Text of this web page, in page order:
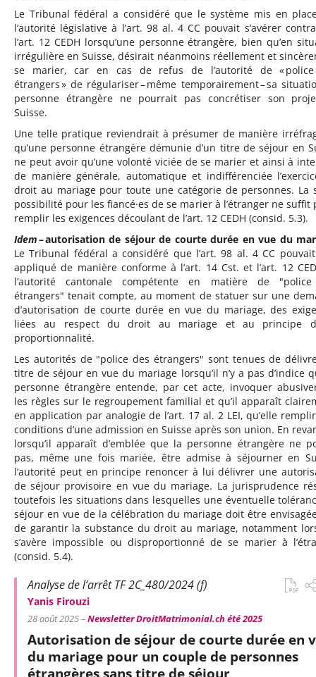
Le Tribunal fédéral a considéré que le système mis en
l’autorité législative à l’art. 98 al. 4 CC pouvait s’avérer
l’art. 12 CEDH lorsqu’une personne étrangère, bien qu’en
irrégulière en Suisse, désirait néanmoins réellement et
se marier, car en cas de refus de l’autorité de «
étrangers » de régulariser – même temporairement – sa
personne étrangère ne pourrait pas concrétiser son
Suisse.
Une telle pratique reviendrait à présumer de manière
qu’une personne étrangère démunie d’un titre de séjour en
ne peut avoir qu’une volonté viciée de se marier et ainsi à
de manière générale, automatique et indifférenciée
droit au mariage pour toute une catégorie de personnes. La
possibilité pour les fiancé·es de se marier à l’étranger ne suffit
remplir les exigences découlant de l’art. 12 CEDH (consid. 5.3).
Idem– autorisation de séjour de courte durée en vue du
Le Tribunal fédéral a considéré que l’art. 98 al. 4 CC
appliqué de manière conforme à l’art. 14 Cst. et l’art. 12
l’autorité cantonale compétente en matière de
étrangers" tenait compte, au moment de statuer sur une
d’autorisation de courte durée en vue du mariage, des
liées au respect du droit au mariage et au principe
proportionnalité.
Les autorités de "police des étrangers" sont tenues de
titre de séjour en vue du mariage lorsqu’il n’y a pas d’indice
personne étrangère entende, par cet acte, invoquer
les règles sur le regroupement familial et qu’il apparaît
en application par analogie de l’art. 17 al. 2 LEI, qu’elle
conditions d’une admission en Suisse après son union. En
lorsqu’il apparaît d’emblée que la personne étrangère ne
pas, même une fois mariée, être admise à séjourner en
l’autorité peut en principe renoncer à lui délivrer une
de séjour provisoire en vue du mariage. La jurisprudence
toutefois les situations dans lesquelles une éventuelle
séjour en vue de la célébration du mariage doit être
de garantir la substance du droit au mariage, notamment
s’avère impossible ou disproportionné de se marier à
(consid. 5.4).
Analyse de l’arrêt TF 2C_480/2024 (f)
Yanis Firouzi
28 août 2025 –Newsletter DroitMatrimonial.ch été 2025
Autorisation de séjour de courte durée en
du mariage pour un couple de personnes